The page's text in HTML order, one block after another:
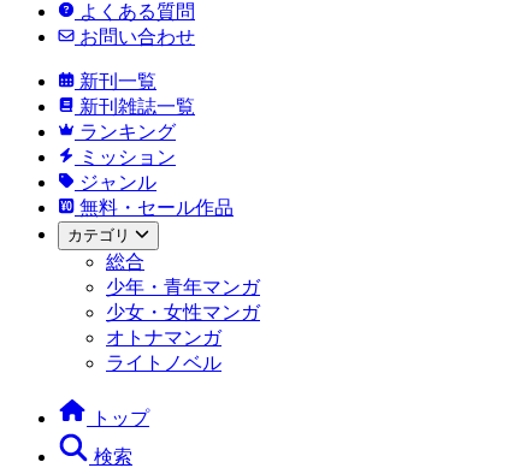
よくある質問
お問い合わせ
新刊一覧
新刊雑誌一覧
ランキング
ミッション
ジャンル
無料・セール作品
カテゴリ
総合
少年・青年マンガ
少女・女性マンガ
オトナマンガ
ライトノベル
トップ
検索